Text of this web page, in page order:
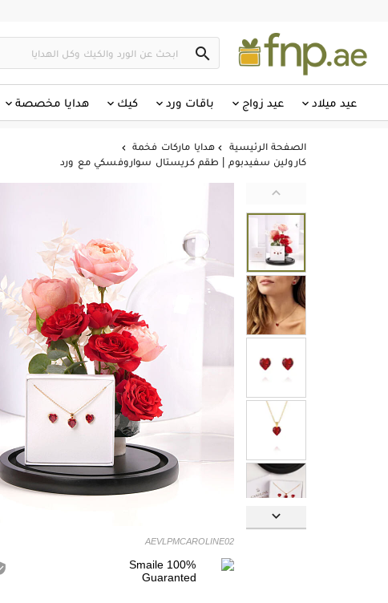

عيد ميلاد عيد زواج باقات ورد كيك هدايا مخصصة
الصفحة الرئيسية  هدايا ماركات فخمة 
كارولين سفيدبوم | طقم كريستال سواروفسكي مع ورد


AEVLPMCAROLINE02